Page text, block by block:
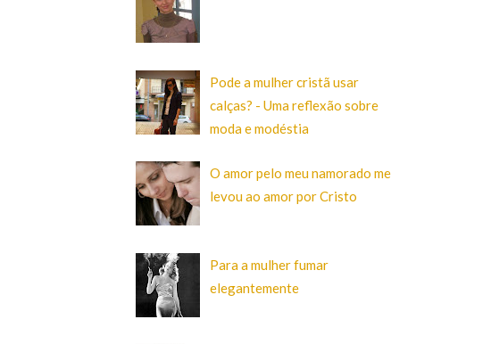
Pode a mulher cristã usar
calças? - Uma reflexão sobre
moda e modéstia
O amor pelo meu namorado me
levou ao amor por Cristo
Para a mulher fumar
elegantemente